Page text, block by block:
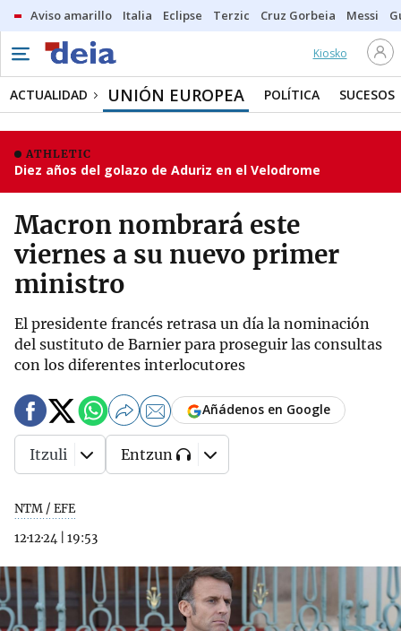
Aviso amarillo Italia Eclipse Terzic Cruz Gorbeia Messi
Kiosko
ACTUALIDAD UNIÓN EUROPEA POLÍTICA SUCESOS
ATHLETIC
Diez años del golazo de Aduriz en el Velodrome
Macron nombrará este
viernes a su nuevo primer
ministro
El presidente francés retrasa un día la nominación
del sustituto de Barnier para proseguir las consultas
con los diferentes interlocutores
NTM / EFE
12·12·24
19:53
Añádenos en Google
Itzuli Entzun